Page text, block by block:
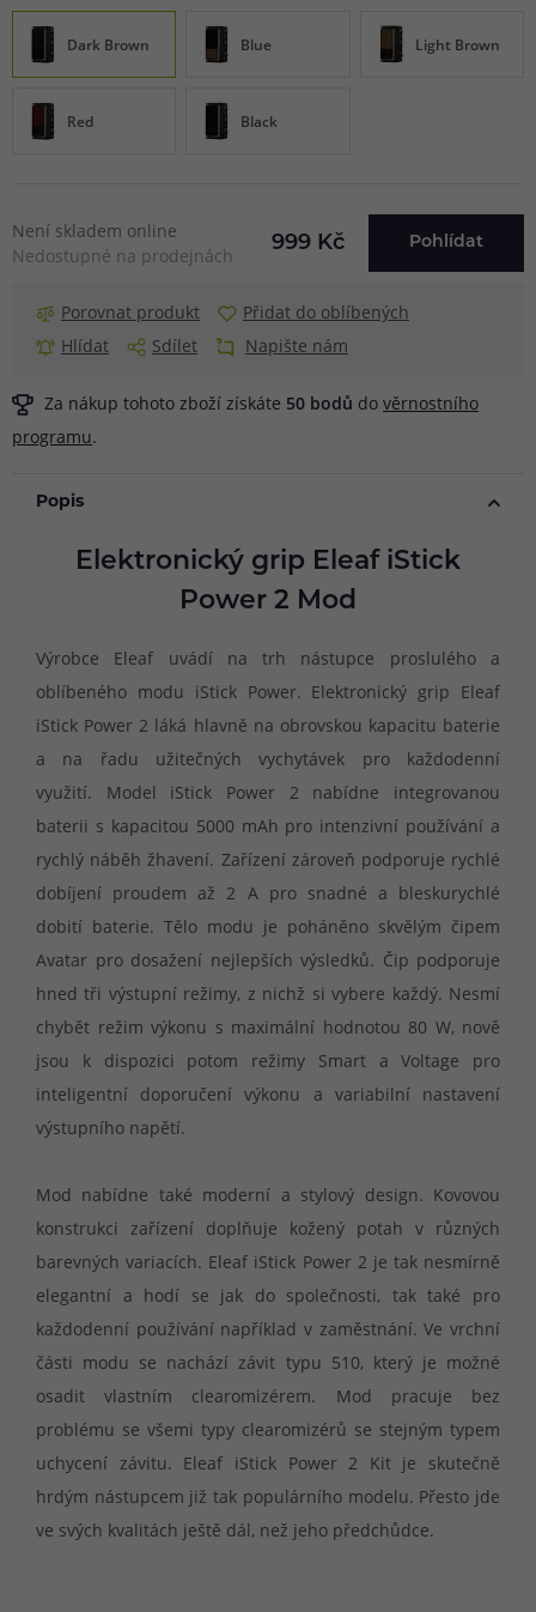
Dark Brown Blue Light Brown
Red Black
Není skladem online
Nedostupné na prodejnách
999 Kč Pohlídat
Porovnat produkt
Přidat do oblíbených
Hlídat
Sdílet Napište nám
Za nákup tohoto zboží získáte 50 bodů do věrnostního
programu.
Popis
Elektronický grip Eleaf iStick
Power 2 Mod
Výrobce Eleaf uvádí na trh nástupce proslulého a
oblíbeného modu iStick Power. Elektronický grip Eleaf
iStick Power 2 láká hlavně na obrovskou kapacitu baterie
a na řadu užitečných vychytávek pro každodenní
využití. Model iStick Power 2 nabídne integrovanou
baterii s kapacitou 5000 mAh pro intenzivní používání a
rychlý náběh žhavení. Zařízení zároveň podporuje rychlé
dobíjení proudem až 2 A pro snadné a bleskurychlé
dobití baterie. Tělo modu je poháněno skvělým čipem
Avatar pro dosažení nejlepších výsledků. Čip podporuje
hned tři výstupní režimy, z nichž si vybere každý. Nesmí
chybět režim výkonu s maximální hodnotou 80 W, nově
jsou k dispozici potom režimy Smart a Voltage pro
inteligentní doporučení výkonu a variabilní nastavení
výstupního napětí.
Mod nabídne také moderní a stylový design. Kovovou
konstrukci zařízení doplňuje kožený potah v různých
barevných variacích. Eleaf iStick Power 2 je tak nesmírně
elegantní a hodí se jak do společnosti, tak také pro
každodenní používání například v zaměstnání. Ve vrchní
části modu se nachází závit typu 510, který je možné
osadit vlastním clearomizérem. Mod pracuje bez
problému se všemi typy clearomizérů se stejným typem
uchycení závitu. Eleaf iStick Power 2 Kit je skutečně
hrdým nástupcem již tak populárního modelu. Přesto jde
ve svých kvalitách ještě dál, než jeho předchůdce.